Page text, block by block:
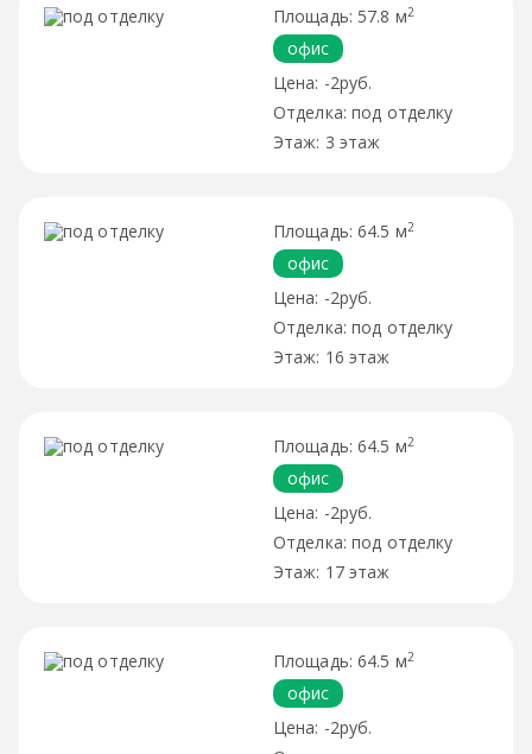
57.8 м2
офис
-2руб.
под отделку
3 этаж
64.5 м2
офис
-2руб.
под отделку
16 этаж
64.5 м2
офис
-2руб.
под отделку
17 этаж
64.5 м2
офис
-2руб.